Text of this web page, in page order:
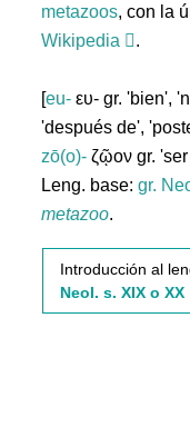
metazoos, con la
Wikipedia
.
[eu- ευ- gr. 'bien',
'después de',
zō(o)- ζῷον gr.
Leng. base:gr.
metazoo.
Introducción al
Neol. s. XIX o XX